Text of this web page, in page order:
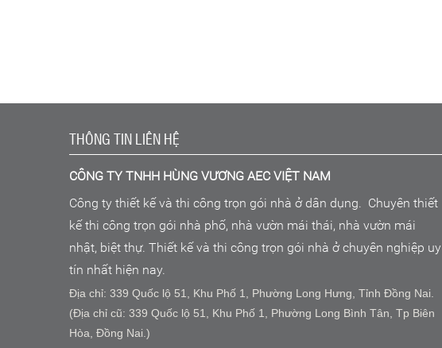
THÔNG TIN LIÊN HỆ
CÔNG TY TNHH HÙNG VƯƠNG AEC VIỆT NAM
Công ty thiết kế và thi công trọn gói nhà ở dân dụng. Chuyên thiết
kế thi công trọn gói nhà phố, nhà vườn mái thái, nhà vườn mái
nhật, biệt thự. Thiết kế và thi công trọn gói nhà ở chuyên nghiệp uy
tín nhất hiện nay.
Địa chỉ: 339 Quốc lộ 51, Khu Phố 1, Phường Long Hưng, Tỉnh Đồng Nai.
(Địa chỉ cũ: 339 Quốc lộ 51, Khu Phố 1, Phường Long Bình Tân, Tp Biên
Hòa, Đồng Nai.)